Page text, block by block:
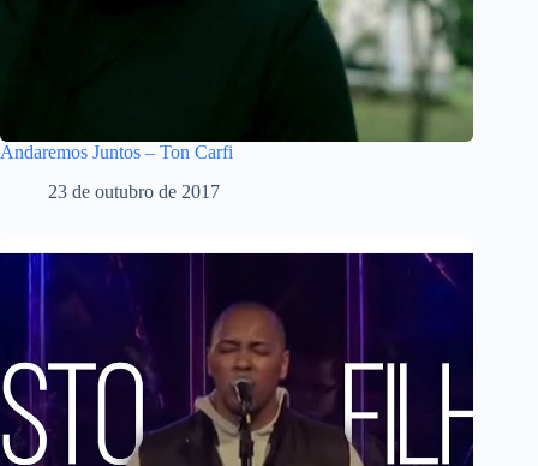
Andaremos Juntos – Ton Carfi
23 de outubro de 2017